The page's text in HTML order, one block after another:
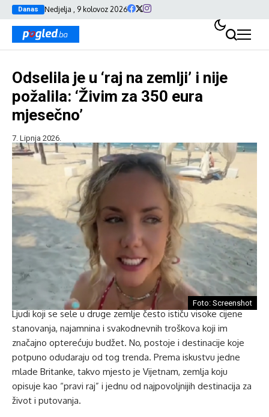
Danas Nedjelja , 9 kolovoz 2026
Odselila je u ‘raj na zemlji’ i nije
požalila: ‘Živim za 350 eura
mjesečno’
7. Lipnja 2026.
Foto: Screenshot
Ljudi koji se sele u druge zemlje često ističu visoke cijene
stanovanja, najamnina i svakodnevnih troškova koji im
značajno opterećuju budžet. No, postoje i destinacije koje
potpuno odudaraju od tog trenda. Prema iskustvu jedne
mlade Britanke, takvo mjesto je Vijetnam, zemlja koju
opisuje kao “pravi raj” i jednu od najpovoljnijih destinacija za
život i putovanja.